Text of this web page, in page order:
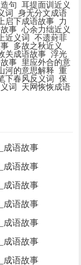
句
耳提面训近义
词
身无分文成语
启下成语故事 力
事 心余力绌近义
近义词
不遗葑菲
多故之秋近义
关成语故事 浮光
事 里应外合的意
河的意思解释
重
下春风反义词
保
词
天网恢恢成语
成语故事
成语故事
成语故事
成语故事
成语故事
成语故事
成语故事